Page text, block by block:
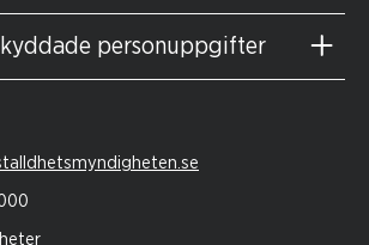
personuppgifter